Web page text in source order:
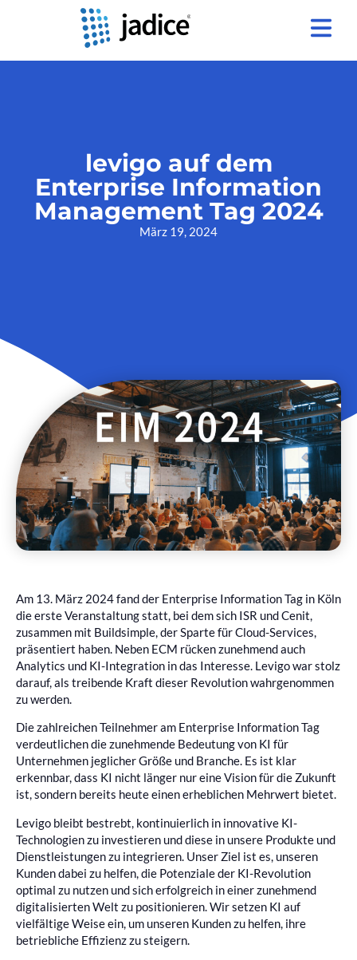
levigo auf dem
Enterprise Information
Management Tag 2024
März 19, 2024
Am 13. März 2024 fand der Enterprise Information Tag in Köln
die erste Veranstaltung statt, bei dem sich ISR und Cenit,
zusammen mit Buildsimple, der Sparte für Cloud-Services,
präsentiert haben. Neben ECM rücken zunehmend auch
Analytics und KI-Integration in das Interesse. Levigo war stolz
darauf, als treibende Kraft dieser Revolution wahrgenommen
zu werden.
Die zahlreichen Teilnehmer am Enterprise Information Tag
verdeutlichen die zunehmende Bedeutung von KI für
Unternehmen jeglicher Größe und Branche. Es ist klar
erkennbar, dass KI nicht länger nur eine Vision für die Zukunft
ist, sondern bereits heute einen erheblichen Mehrwert bietet.
Levigo bleibt bestrebt, kontinuierlich in innovative KI-
Technologien zu investieren und diese in unsere Produkte und
Dienstleistungen zu integrieren. Unser Ziel ist es, unseren
Kunden dabei zu helfen, die Potenziale der KI-Revolution
optimal zu nutzen und sich erfolgreich in einer zunehmend
digitalisierten Welt zu positionieren. Wir setzen KI auf
vielfältige Weise ein, um unseren Kunden zu helfen, ihre
betriebliche Effizienz zu steigern.